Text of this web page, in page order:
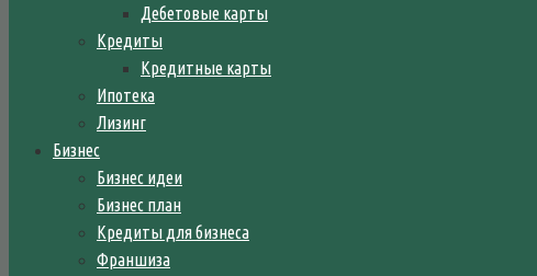
Дебетовые карты
Кредиты
Кредитные карты
Ипотека
Лизинг
Бизнес
Бизнес идеи
Бизнес план
Кредиты для бизнеса
Франшиза